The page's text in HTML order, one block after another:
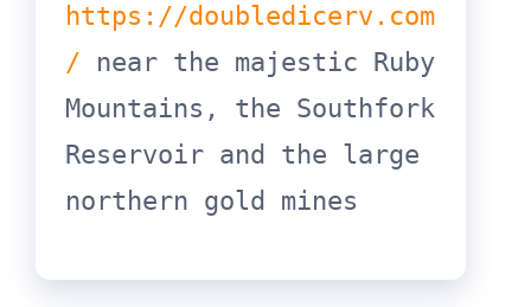
https://doubledicerv.com
/ near the majestic Ruby
Mountains, the Southfork
Reservoir and the large
northern gold mines